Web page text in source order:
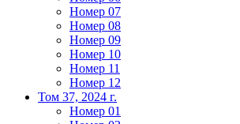
Номер 07
Номер 08
Номер 09
Номер 10
Номер 11
Номер 12
Том 37, 2024 г.
Номер 01